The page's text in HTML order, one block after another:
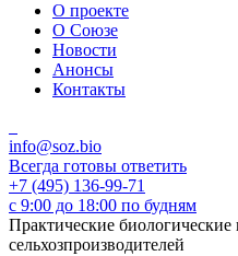
О проекте
О Союзе
Новости
Анонсы
Контакты
info@soz.bio
Всегда готовы ответить
+7 (495) 136-99-71
с 9:00 до 18:00 по будням
Практические
сельхозпроизводителей